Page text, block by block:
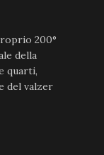
200°
della
quarti,
del valzer